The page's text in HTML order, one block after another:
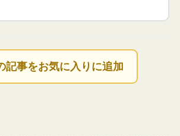
事をお気に入りに追加